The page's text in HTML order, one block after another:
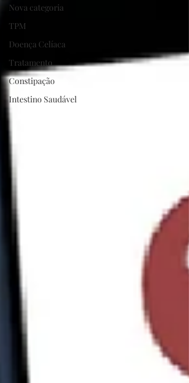
Nova categoria
TPM
Doença Celíaca
Tratamento
Constipação
Intestino Saudável